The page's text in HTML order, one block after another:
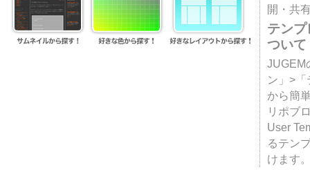
開・共
テン
ついて
JUGEM
ン」>
から簡
リポブ
User
るテン
けます